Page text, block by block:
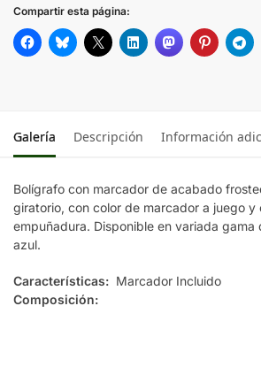
Compartir esta página:
Galería Descripción Información
Bolígrafo con marcador de acabado
giratorio, con color de marcador a juego y
empuñadura. Disponible en variada gama
azul.
Características: Marcador Incluido
Composición: